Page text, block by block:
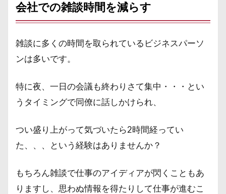
会社での雑談時間を減らす
雑談に多くの時間を取られているビジネスパーソ
ンは多いです。
特に夜、一日の会議も終わりさて集中・・・とい
うタイミングで同僚に話しかけられ、
つい盛り上がって気づいたら2時間経ってい
た、、、という経験はありませんか？
もちろん雑談で仕事のアイディアが閃くこともあ
りますし、思わぬ情報を得たりして仕事が進むこ